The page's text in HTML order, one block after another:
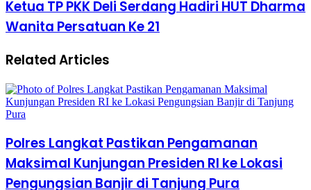
Ketua TP PKK Deli Serdang Hadiri HUT Dharma
Wanita Persatuan Ke 21
Related Articles
Polres Langkat Pastikan Pengamanan
Maksimal Kunjungan Presiden RI ke Lokasi
Pengungsian Banjir di Tanjung Pura